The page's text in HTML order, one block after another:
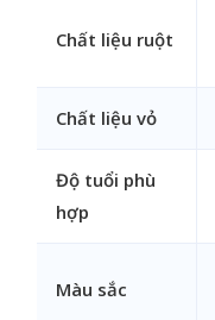
Chất liệu ruột
Chất liệu vỏ
Độ tuổi phù
hợp
Màu sắc